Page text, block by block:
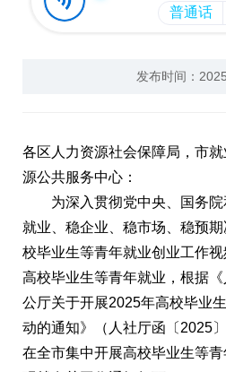
发布时间：
各区人力资源社会保障局，市
源公共服务中心：
为深入贯彻党中央、国务院
就业、稳企业、稳市场、稳预
校毕业生等青年就业创业工作
高校毕业生等青年就业，根据
公厅关于开展2025年高校毕业
动的通知》（人社厅函〔2025
在全市集中开展高校毕业生等青